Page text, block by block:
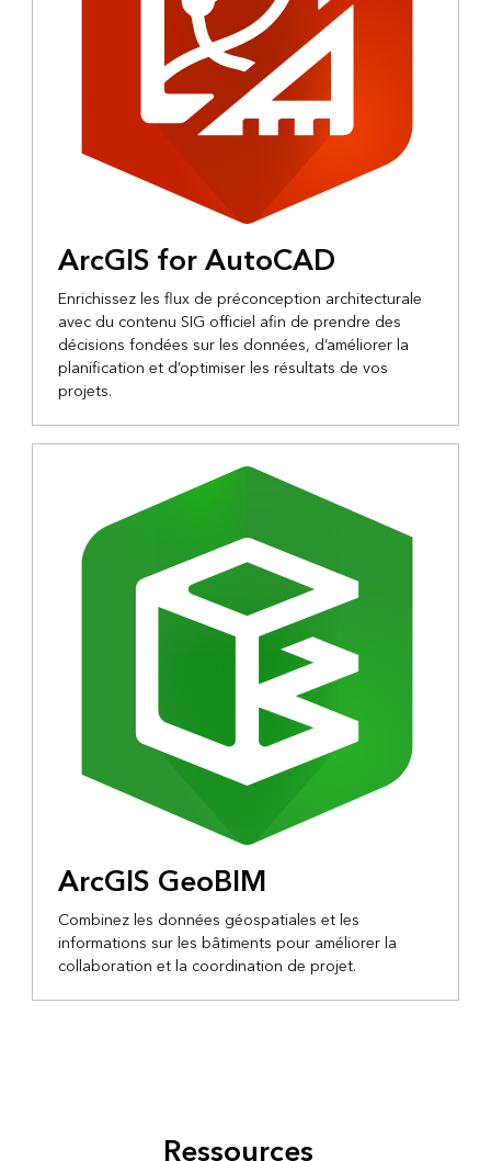
ArcGIS for AutoCAD
Enrichissez les flux de préconception architecturale
avec du contenu SIG officiel afin de prendre des
décisions fondées sur les données, d’améliorer la
planification et d’optimiser les résultats de vos
projets.
ArcGIS GeoBIM
Combinez les données géospatiales et les
informations sur les bâtiments pour améliorer la
collaboration et la coordination de projet.